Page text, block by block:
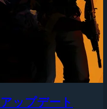
ップデート